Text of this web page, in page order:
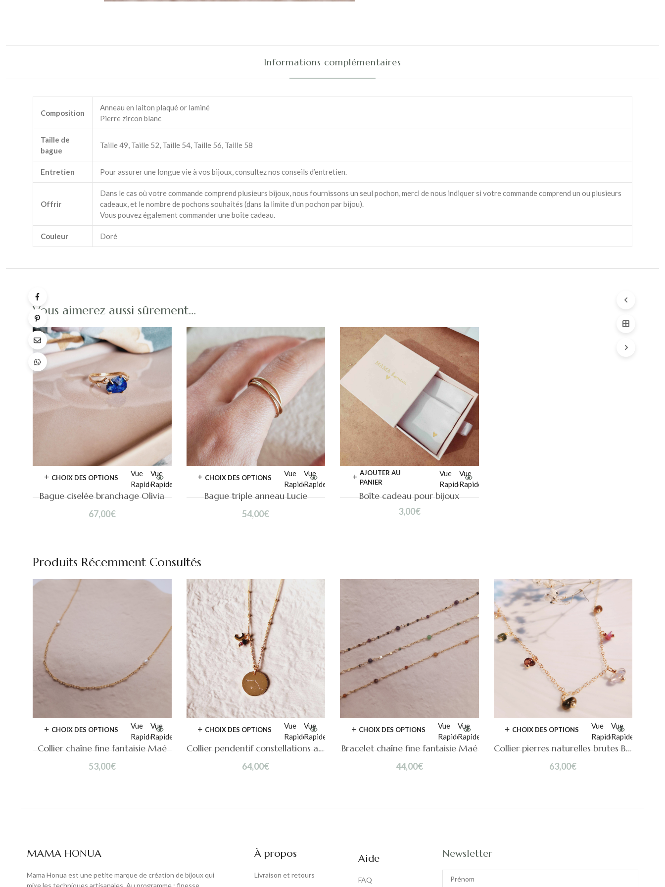
Informations complémentaires
Composition
Anneau en laiton plaqué or laminé
Pierre zircon blanc
Taille de
bague
Taille 49, Taille 52, Taille 54, Taille 56, Taille 58
Entretien Pour assurer une longue vie à vos bijoux, consultez nos conseils d’entretien.
Offrir
Dans le cas où votre commande comprend plusieurs bijoux, nous fournissons un seul pochon, merci de nous indiquer si votre commande comprend un ou plusieurs
cadeaux, et le nombre de pochons souhaités (dans la limite d'un pochon par bijou).
Vous pouvez également commander une boîte cadeau.
Couleur Doré
Vous aimerez aussi sûrement…
CHOIX DES OPTIONS
Vue
Rapide
Vue
Rapide
Bague ciselée branchage Olivia
67,00€
CHOIX DES OPTIONS
Vue
Rapide
Vue
Rapide
Bague triple anneau Lucie
54,00€
AJOUTER AU
PANIER
Vue
Rapide
Vue
Rapide
Boîte cadeau pour bijoux
3,00€
Produits Récemment Consultés
CHOIX DES OPTIONS
Vue
Rapide
Vue
Rapide
Collier chaîne fine fantaisie Maé
53,00€
CHOIX DES OPTIONS
Vue
Rapide
Vue
Rapide
Collier pendentif constellations astrologiques Astra
64,00€
CHOIX DES OPTIONS
Vue
Rapide
Vue
Rapide
Bracelet chaîne fine fantaisie Maé
44,00€
CHOIX DES OPTIONS
Vue
Rapide
Vue
Rapide
Collier pierres naturelles brutes Betty
63,00€
MAMA HONUA
Mama Honua est une petite marque de création de bijoux qui
mixe les techniques artisanales. Au programme : finesse,
Aide
FAQ
À propos
Livraison et retours
Newsletter